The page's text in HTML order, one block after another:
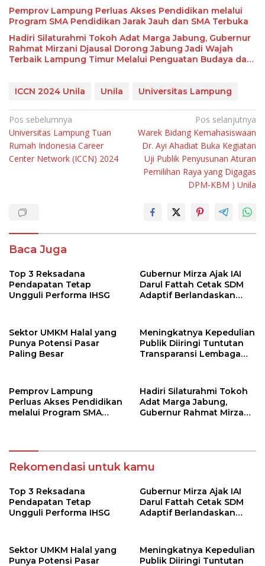
Pemprov Lampung Perluas Akses Pendidikan melalui
Program SMA Pendidikan Jarak Jauh dan SMA Terbuka
Hadiri Silaturahmi Tokoh Adat Marga Jabung, Gubernur
Rahmat Mirzani Djausal Dorong Jabung Jadi Wajah
Terbaik Lampung Timur Melalui Penguatan Budaya dan
ICCN 2024 Unila
Unila Universitas Lampung
Navigasi
pos
Pos sebelumnya
Universitas Lampung Tuan
Rumah Indonesia Career
Center Network (ICCN) 2024
Pos selanjutnya
Warek Bidang Kemahasiswaan
Dr. Ayi Ahadiat Buka Kegiatan
Uji Publik Penyusunan Aturan
Pemilihan Raya yang Digagas
DPM-KBM ) Unila
Baca Juga
Top 3 Reksadana
Pendapatan Tetap
Ungguli Performa IHSG
Gubernur Mirza Ajak IAI
Darul Fattah Cetak SDM
Adaptif Berlandaskan
Sektor UMKM Halal yang
Punya Potensi Pasar
Paling Besar
Meningkatnya Kepedulian
Publik Diiringi Tuntutan
Transparansi Lembaga
Pemprov Lampung
Perluas Akses Pendidikan
melalui Program SMA
Hadiri Silaturahmi Tokoh
Adat Marga Jabung,
Gubernur Rahmat Mirzani
Penguatan Budaya dan
SDM
Rekomendasi untuk kamu
Top 3 Reksadana
Pendapatan Tetap
Ungguli Performa IHSG
Gubernur Mirza Ajak IAI
Darul Fattah Cetak SDM
Adaptif Berlandaskan
Sektor UMKM Halal yang
Punya Potensi Pasar
Meningkatnya Kepedulian
Publik Diiringi Tuntutan